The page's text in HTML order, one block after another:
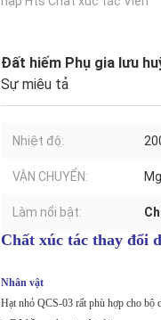
Đất hiếm Phụ gia lưu
Sự miêu tả
Nhiệt độ:
VẬN CHUYỂN:
Làm nổi bật:
Chất xúc tác thay đổi
Nhân vật
Hạt nhỏ QCS-03 rất phù hợp cho bộ